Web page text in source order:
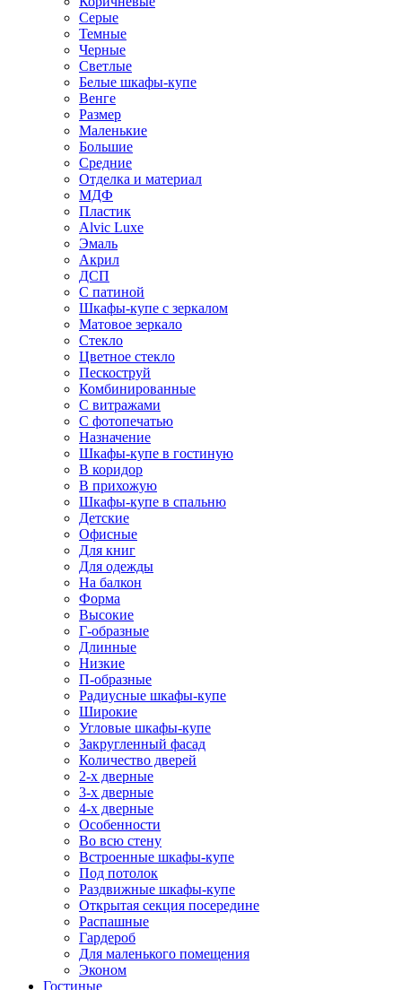
Серые
Темные
Черные
Светлые
Белые шкафы-купе
Венге
Размер
Маленькие
Большие
Средние
Отделка и материал
МДФ
Пластик
Alvic Luxe
Эмаль
Акрил
ДСП
С патиной
Шкафы-купе с зеркалом
Матовое зеркало
Стекло
Цветное стекло
Пескоструй
Комбинированные
С витражами
С фотопечатью
Назначение
Шкафы-купе в гостиную
В коридор
В прихожую
Шкафы-купе в спальню
Детские
Офисные
Для книг
Для одежды
На балкон
Форма
Высокие
Г-образные
Длинные
Низкие
П-образные
Радиусные шкафы-купе
Широкие
Угловые шкафы-купе
Закругленный фасад
Количество дверей
2-х дверные
3-х дверные
4-х дверные
Особенности
Во всю стену
Встроенные шкафы-купе
Под потолок
Раздвижные шкафы-купе
Открытая секция посередине
Распашные
Гардероб
Для маленького помещения
Эконом
Гостиные